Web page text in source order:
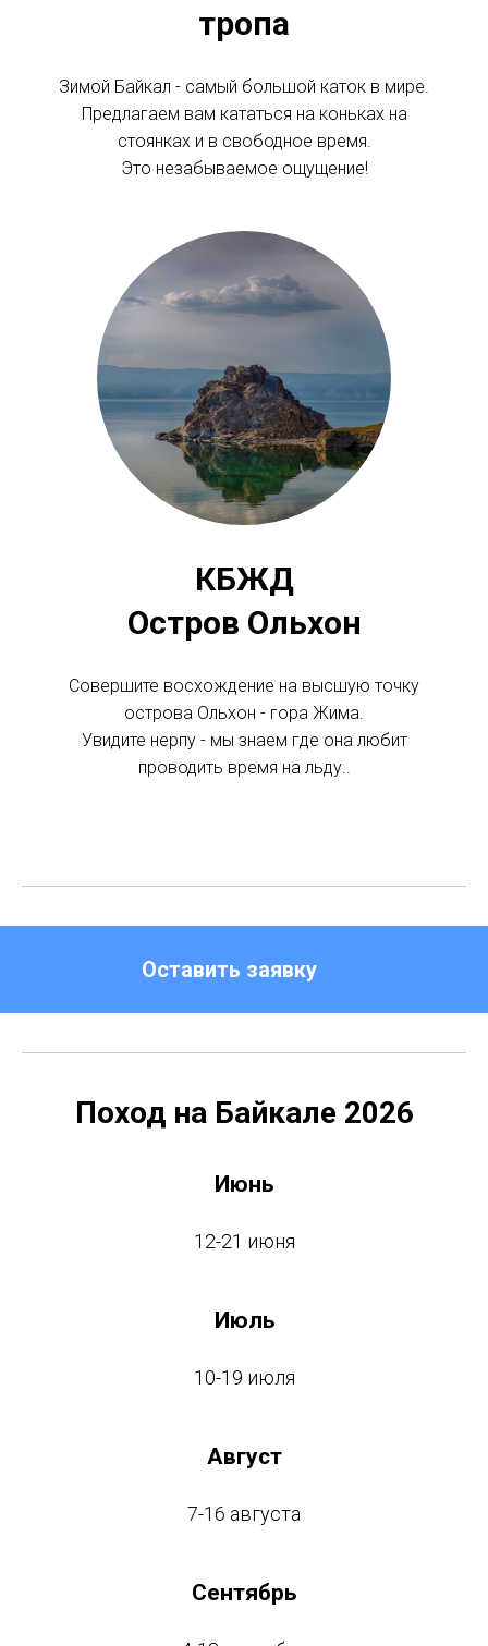
тропа
Зимой Байкал - самый большой каток в мире.
Предлагаем вам кататься на коньках на
стоянках и в свободное время.
Это незабываемое ощущение!
КБЖД
Остров Ольхон
Совершите восхождение на высшую точку
острова Ольхон - гора Жима.
Увидите нерпу - мы знаем где она любит
проводить время на льду..
Оставить заявку
Поход на Байкале 2026
Июнь
12-21 июня
Июль
10-19 июля
Август
7-16 августа
Сентябрь